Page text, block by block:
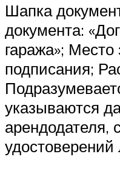
Шапка
документа:
гаража»;
подписания;
указываются
арендодателя,
удостоверений